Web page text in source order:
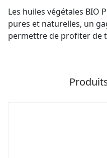
Les huiles végétales BIO
pures et naturelles, un
permettre de profiter de